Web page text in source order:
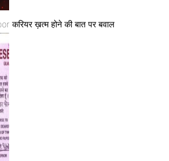
ख़त्म होने की बात पर बवाल